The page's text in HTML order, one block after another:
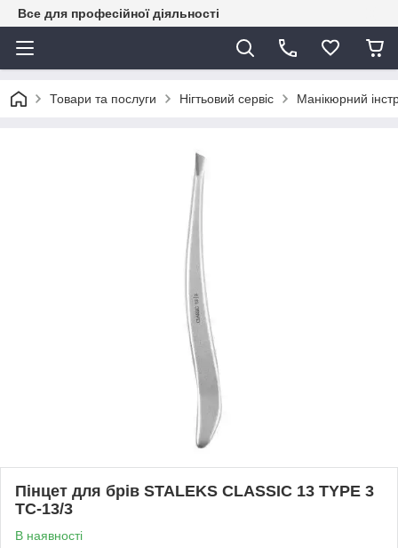
Все для професійної діяльності
Товари та послуги Нігтьовий сервіс Манікюрний
Пінцет для брів STALEKS CLASSIC 13 TYPE 3
TC-13/3
В наявності